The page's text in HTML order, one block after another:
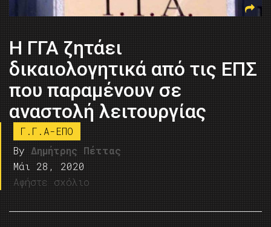
Η ΓΓΑ ζητάει
δικαιολογητικά από τις ΕΠΣ
που παραμένουν σε
αναστολή λειτουργίας
Γ.Γ.Α-ΕΠΟ
By Δημήτρης Πέττας
Μάι 28, 2020
Αφήστε σχόλιο